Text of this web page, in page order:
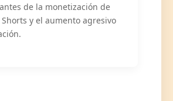
de la monetización de
Shorts y el aumento agresivo